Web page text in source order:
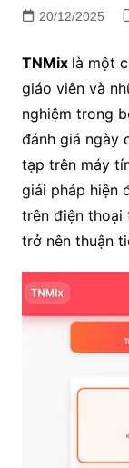
20/12/2025
TNMix là một
giáo viên và
nghiệm trong
đánh giá ngày
tạp trên máy
giải pháp hiện
trên điện thoại
trở nên thuận